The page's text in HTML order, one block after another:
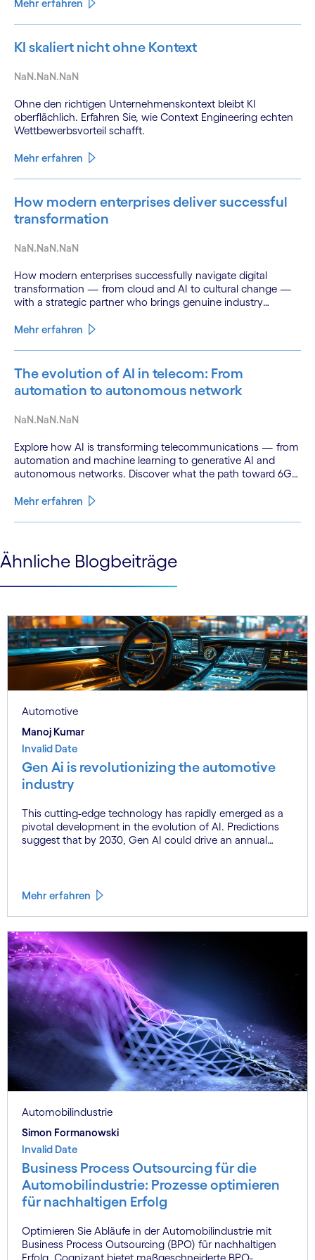
Mehr erfahren
KI skaliert nicht ohne Kontext
NaN.NaN.NaN
Ohne den richtigen Unternehmenskontext bleibt KI
oberflächlich. Erfahren Sie, wie Context Engineering echten
Wettbewerbsvorteil schafft.
Mehr erfahren
How modern enterprises deliver successful
transformation
NaN.NaN.NaN
How modern enterprises successfully navigate digital
transformation — from cloud and AI to cultural change —
with a strategic partner who brings genuine industry
Mehr erfahren
The evolution of AI in telecom: From
automation to autonomous network
NaN.NaN.NaN
Explore how AI is transforming telecommunications — from
automation and machine learning to generative AI and
autonomous networks. Discover what the path toward 6G
Mehr erfahren
See more See less
Ähnliche Blogbeiträge
Automotive
Manoj Kumar
Invalid Date
Gen Ai is revolutionizing the automotive
industry
This cutting-edge technology has rapidly emerged as a
pivotal development in the evolution of AI. Predictions
suggest that by 2030, Gen AI could drive an annual
advantage to companies and nations that embrace AI
Mehr erfahren
Automobilindustrie
Simon Formanowski
Invalid Date
Business Process Outsourcing für die
Automobilindustrie: Prozesse optimieren
für nachhaltigen Erfolg
Optimieren Sie Abläufe in der Automobilindustrie mit
Business Process Outsourcing (BPO) für nachhaltigen
Erfolg. Cognizant bietet maßgeschneiderte BPO-